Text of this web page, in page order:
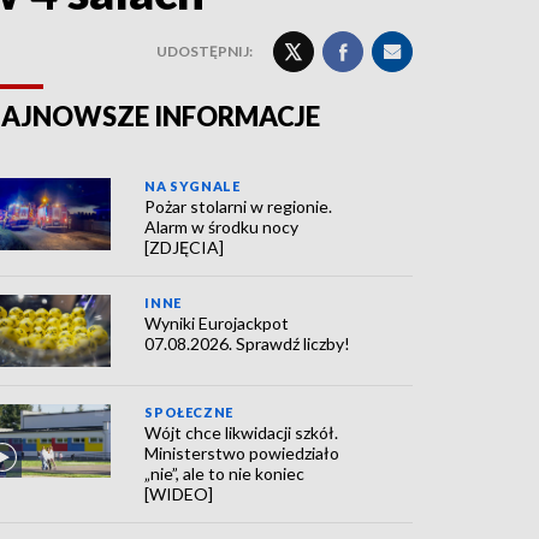
UDOSTĘPNIJ:
INFORMACJE
NA SYGNALE
Pożar stolarni w regionie.
Alarm w środku nocy
[ZDJĘCIA]
INNE
Wyniki Eurojackpot
07.08.2026. Sprawdź liczby!
SPOŁECZNE
Wójt chce likwidacji szkół.
Ministerstwo powiedziało
„nie”, ale to nie koniec
[WIDEO]